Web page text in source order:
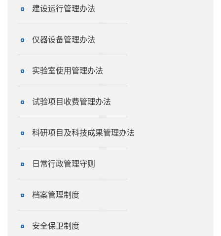
建设运行管理办法
仪器设备管理办法
实验室使用管理办法
试验项目收费管理办法
科研项目及科技成果管理办法
日常行政管理守则
档案管理制度
安全保卫制度